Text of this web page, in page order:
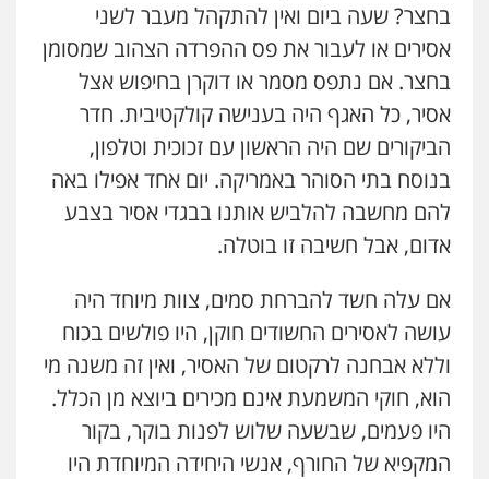
בחצר? שעה ביום ואין להתקהל מעבר לשני
אסירים או לעבור את פס ההפרדה הצהוב שמסומן
בחצר. אם נתפס מסמר או דוקרן בחיפוש אצל
אסיר, כל האגף היה בענישה קולקטיבית. חדר
הביקורים שם היה הראשון עם זכוכית וטלפון,
בנוסח בתי הסוהר באמריקה. יום אחד אפילו באה
להם מחשבה להלביש אותנו בבגדי אסיר בצבע
אדום, אבל חשיבה זו בוטלה.
אם עלה חשד להברחת סמים, צוות מיוחד היה
עושה לאסירים החשודים חוקן, היו פולשים בכוח
וללא אבחנה לרקטום של האסיר, ואין זה משנה מי
הוא, חוקי המשמעת אינם מכירים ביוצא מן הכלל.
היו פעמים, שבשעה שלוש לפנות בוקר, בקור
המקפיא של החורף, אנשי היחידה המיוחדת היו